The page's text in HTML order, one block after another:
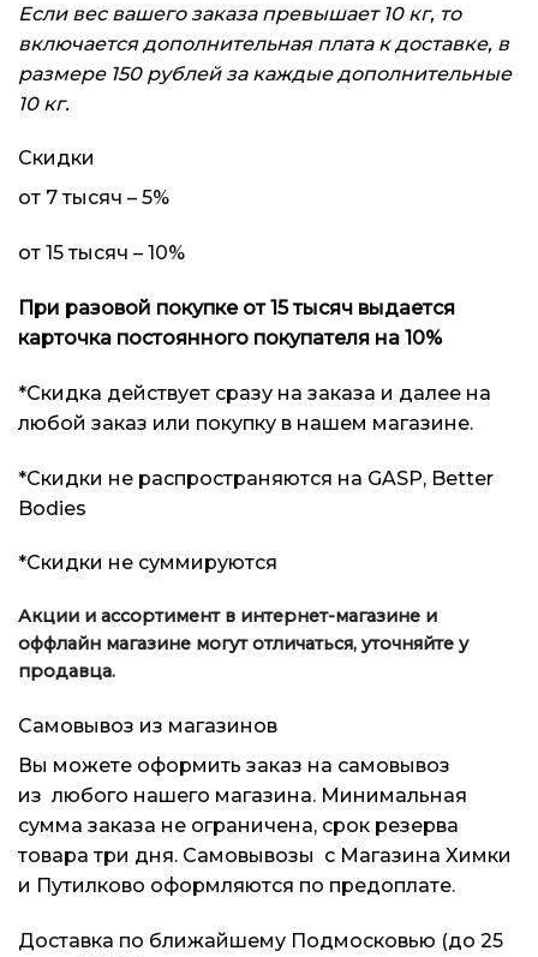
Если вес вашего заказа превышает 10 кг, то
включается дополнительная плата к доставке, в
размере 150 рублей за каждые дополнительные
10 кг.
Скидки
от 7 тысяч – 5%
от 15 тысяч – 10%
При разовой покупке от 15 тысяч выдается
карточка постоянного покупателя на 10%
*Скидка действует сразу на заказа и далее на
любой заказ или покупку в нашем магазине.
*Скидки не распространяются на GASP, Better
Bodies
*Скидки не суммируются
Акции и ассортимент в интернет-магазине и
оффлайн магазине могут отличаться, уточняйте у
продавца.
Самовывоз из магазинов
Вы можете оформить заказ на самовывоз
из любого нашего магазина. Минимальная
сумма заказа не ограничена, срок резерва
товара три дня. Самовывозы с Магазина Химки
и Путилково оформляются по предоплате.
Доставка по ближайшему Подмосковью (до 25